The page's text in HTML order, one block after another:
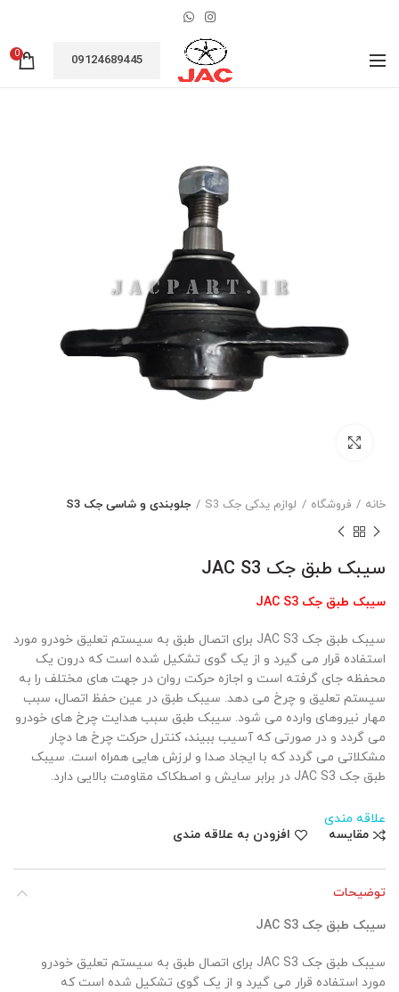
09124689445
0
خانه فروشگاه لوازم یدکی جک S3 جلوبندی و شاسی جک S3
سیبک طبق جک JAC S3
سیبک طبق جک JAC S3
سیبک طبق جک JAC S3 برای اتصال طبق به سیستم تعلیق خودرو مورد
استفاده قرار می گیرد و از یک گوی تشکیل شده است که درون یک
محفظه جای گرفته است و اجازه حرکت روان در جهت های مختلف را به
سیستم تعلیق و چرخ می دهد. سیبک طبق در عین حفظ اتصال، سبب
مهار نیروهای وارده می شود. سیبک طبق سبب هدایت چرخ های خودرو
می گردد و در صورتی که آسیب ببیند، کنترل حرکت چرخ ها دچار
مشکلاتی می گردد که با ایجاد صدا و لرزش هایی همراه است. سیبک
طبق جک JAC S3 در برابر سایش و اصطکاک مقاومت بالایی دارد.
علاقه مندی
مقایسه
افزودن به علاقه مندی
توضیحات
سیبک طبق جک JAC S3
سیبک طبق جک JAC S3 برای اتصال طبق به سیستم تعلیق خودرو
مورد استفاده قرار می گیرد و از یک گوی تشکیل شده است که